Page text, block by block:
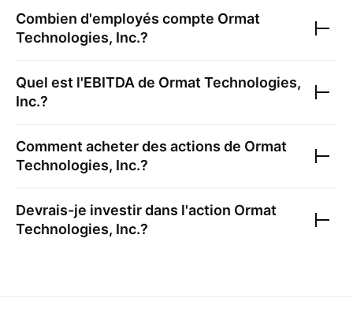
Combien d'employés compte Ormat
Technologies, Inc.?
Quel est l'EBITDA de Ormat Technologies,
Inc.?
Comment acheter des actions de Ormat
Technologies, Inc.?
Devrais-je investir dans l'action Ormat
Technologies, Inc.?